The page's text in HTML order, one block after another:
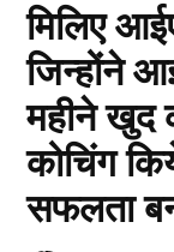
मिलिए
जिन्होंने
महीने खुद
कोचिंग
सफलता